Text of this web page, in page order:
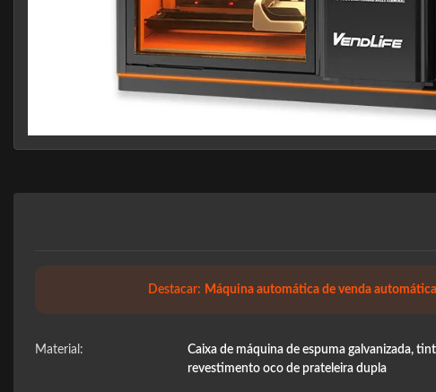
Destacar: Máquina automática de venda
Material:
Caixa de máquina de espuma galvanizada,
revestimento oco de prateleira dupla